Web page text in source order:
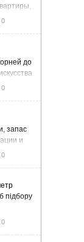
0
до
0
запас
и
0
підбору
0